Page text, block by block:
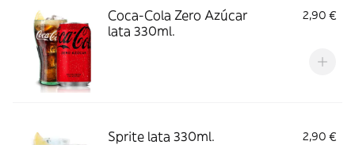
Coca-Cola Zero Azúcar
lata 330ml.
2,90 €
Sprite lata 330ml. 2,90 €